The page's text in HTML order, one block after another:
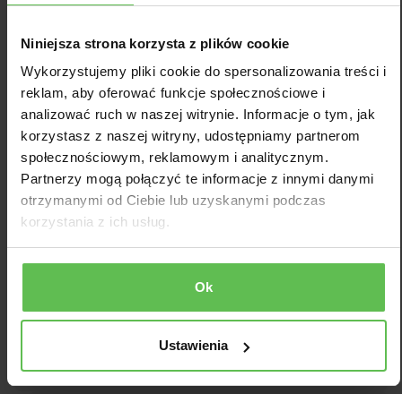
Niniejsza strona korzysta z plików cookie
Wykorzystujemy pliki cookie do spersonalizowania treści i
reklam, aby oferować funkcje społecznościowe i
analizować ruch w naszej witrynie. Informacje o tym, jak
korzystasz z naszej witryny, udostępniamy partnerom
społecznościowym, reklamowym i analitycznym.
Partnerzy mogą połączyć te informacje z innymi danymi
otrzymanymi od Ciebie lub uzyskanymi podczas
korzystania z ich usług.
Ok
Ustawienia
* Pola oznaczone gwiazdką muszą być wypełnione.
Wyślij zapytanie
4.8
Zobacz opinie